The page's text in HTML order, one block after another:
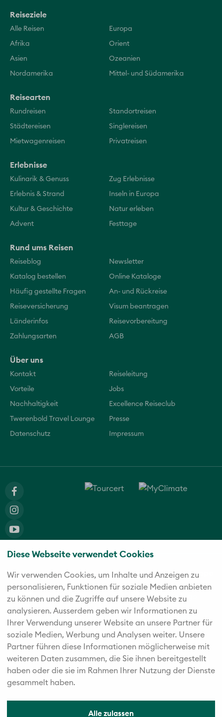
Diese Webseite verwendet Cookies
Wir verwenden Cookies, um Inhalte und Anzeigen zu
personalisieren, Funktionen für soziale Medien anbieten
zu können und die Zugriffe auf unsere Website zu
analysieren. Außerdem geben wir Informationen zu
Ihrer Verwendung unserer Website an unsere Partner für
soziale Medien, Werbung und Analysen weiter. Unsere
Partner führen diese Informationen möglicherweise mit
weiteren Daten zusammen, die Sie ihnen bereitgestellt
haben oder die sie im Rahmen Ihrer Nutzung der Dienste
gesammelt haben.
Alle zulassen
Reiseziele
Alle Reisen Europa
Afrika Orient
Asien Ozeanien
Nordamerika Mittel- und Südamerika
Reisearten
Rundreisen Standortreisen
Städtereisen Singlereisen
Mietwagenreisen Privatreisen
Erlebnisse
Kulinarik & Genuss Zug Erlebnisse
Erlebnis & Strand Inseln in Europa
Kultur & Geschichte Natur erleben
Advent Festtage
Rund ums Reisen
Reiseblog Newsletter
Katalog bestellen Online Kataloge
Häufig gestellte Fragen An- und Rückreise
Reiseversicherung Visum beantragen
Länderinfos Reisevorbereitung
Zahlungsarten AGB
Über uns
Kontakt Reiseleitung
Vorteile Jobs
Nachhaltigkeit Excellence Reiseclub
Twerenbold Travel Lounge Presse
Datenschutz Impressum
Die fünf starken Marken der Twerenbold Reisen Gruppe